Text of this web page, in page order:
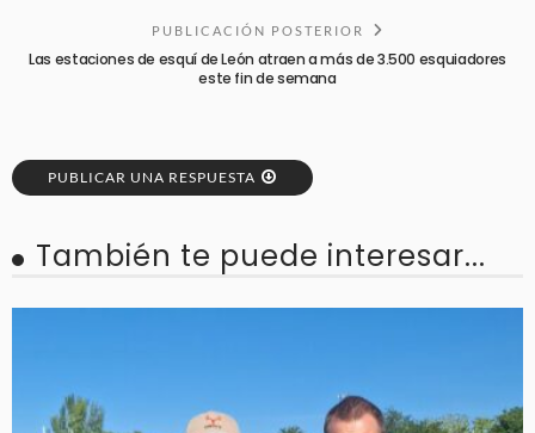
PUBLICACIÓN POSTERIOR
Las estaciones de esquí de León atraen a más de 3.500 esquiadores
este fin de semana
PUBLICAR UNA RESPUESTA
También te puede interesar...